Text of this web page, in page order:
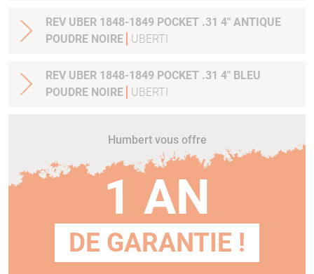
REV UBER 1848-1849 POCKET .31 4" ANTIQUE
POUDRE NOIRE
UBERTI
REV UBER 1848-1849 POCKET .31 4" BLEU
POUDRE NOIRE
UBERTI
Humbert vous offre
1 AN
DE GARANTIE !